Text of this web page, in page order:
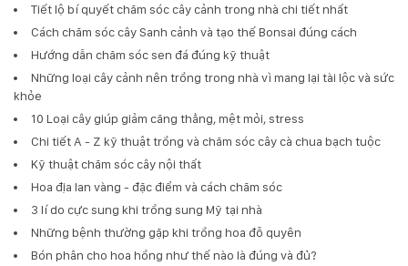
Tiết lộ bí quyết chăm sóc cây cảnh trong nhà chi tiết nhất
Cách chăm sóc cây Sanh cảnh và tạo thế Bonsai đúng cách
Hướng dẫn chăm sóc sen đá đúng kỹ thuật
Những loại cây cảnh nên trồng trong nhà vì mang lại tài lộc và sức
khỏe
10 Loại cây giúp giảm căng thẳng, mệt mỏi, stress
Chi tiết A - Z kỹ thuật trồng và chăm sóc cây cà chua bạch tuộc
Kỹ thuật chăm sóc cây nội thất
Hoa địa lan vàng - đặc điểm và cách chăm sóc
3 lí do cực sung khi trồng sung Mỹ tại nhà
Những bệnh thường gặp khi trồng hoa đỗ quyên
Bón phân cho hoa hồng như thế nào là đúng và đủ?